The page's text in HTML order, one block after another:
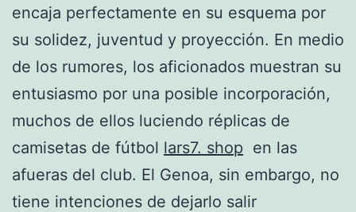
encaja perfectamente en su esquema por
su solidez, juventud y proyección. En medio
de los rumores, los aficionados muestran su
entusiasmo por una posible incorporación,
muchos de ellos luciendo réplicas de
camisetas de fútbol lars7. shop en las
afueras del club. El Genoa, sin embargo, no
tiene intenciones de dejarlo salir